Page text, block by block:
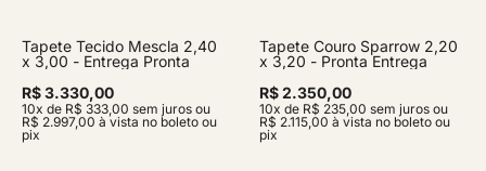
Tapete Tecido Mescla 2,40
x 3,00 - Entrega Pronta
R$ 3.330,00
10x de R$ 333,00 sem juros ou
R$ 2.997,00 à vista no boleto ou
pix
Tapete Couro Sparrow 2,20
x 3,20 - Pronta Entrega
R$ 2.350,00
10x de R$ 235,00 sem juros ou
R$ 2.115,00 à vista no boleto ou
pix